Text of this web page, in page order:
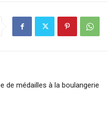
de médailles à la boulangerie